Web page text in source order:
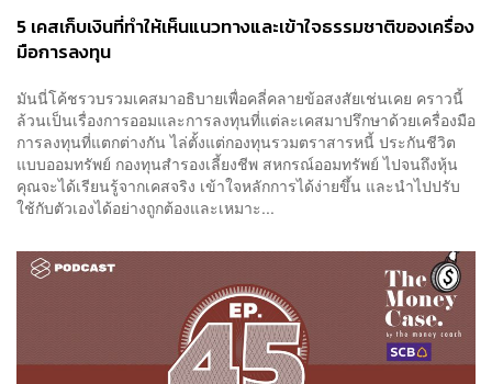
5 เคสเก็บเงินที่ทำให้เห็นแนวทางและเข้าใจธรรมชาติของเครื่อง
มือการลงทุน
มันนี่โค้ชรวบรวมเคสมาอธิบายเพื่อคลี่คลายข้อสงสัยเช่นเคย คราวนี้
ล้วนเป็นเรื่องการออมและการลงทุนที่แต่ละเคสมาปรึกษาด้วยเครื่องมือ
การลงทุนที่แตกต่างกัน ไล่ตั้งแต่กองทุนรวมตราสารหนี้ ประกันชีวิต
แบบออมทรัพย์ กองทุนสำรองเลี้ยงชีพ สหกรณ์ออมทรัพย์ ไปจนถึงหุ้น
คุณจะได้เรียนรู้จากเคสจริง เข้าใจหลักการได้ง่ายขึ้น และนำไปปรับ
ใช้กับตัวเองได้อย่างถูกต้องและเหมาะ...